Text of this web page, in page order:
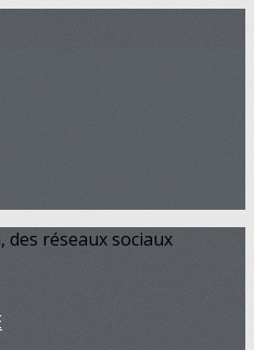
réseaux sociaux